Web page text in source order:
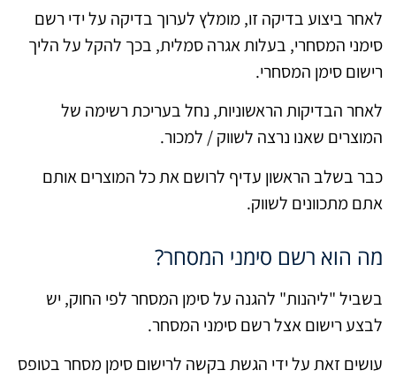
לאחר ביצוע בדיקה זו, מומלץ לערוך בדיקה על ידי רשם
סימני המסחרי, בעלות אגרה סמלית, בכך להקל על הליך
רישום סימן המסחרי.
לאחר הבדיקות הראשוניות, נחל בעריכת רשימה של
המוצרים שאנו נרצה לשווק / למכור.
כבר בשלב הראשון עדיף לרושם את כל המוצרים אותם
אתם מתכוונים לשווק.
מה הוא רשם סימני המסחר?
בשביל "ליהנות" להגנה על סימן המסחר לפי החוק, יש
לבצע רישום אצל רשם סימני המסחר.
עושים זאת על ידי הגשת בקשה לרישום סימן מסחר בטופס